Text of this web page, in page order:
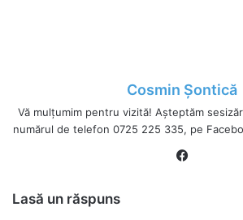
Cosmin Șontică
Vă mulțumim pentru vizită! Așteptăm
numărul de telefon 0725 225 335, pe
Lasă un răspuns